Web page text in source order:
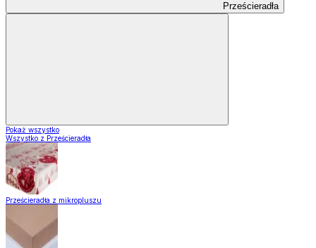
Prześcieradła
Pokaż wszystko
Wszystko z Prześcieradła
Prześcieradła z mikropluszu